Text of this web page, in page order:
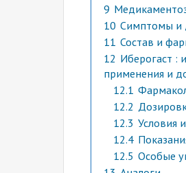
9
10 Симптомы и
11 Состав и
12 Иберогаст :
применения и
12.1
12.2
12.3 Условия
12.4
12.5 Особые